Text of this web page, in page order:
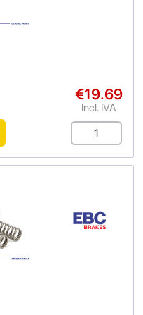
€19.69
Incl. IVA